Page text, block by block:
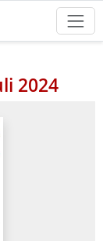
2024